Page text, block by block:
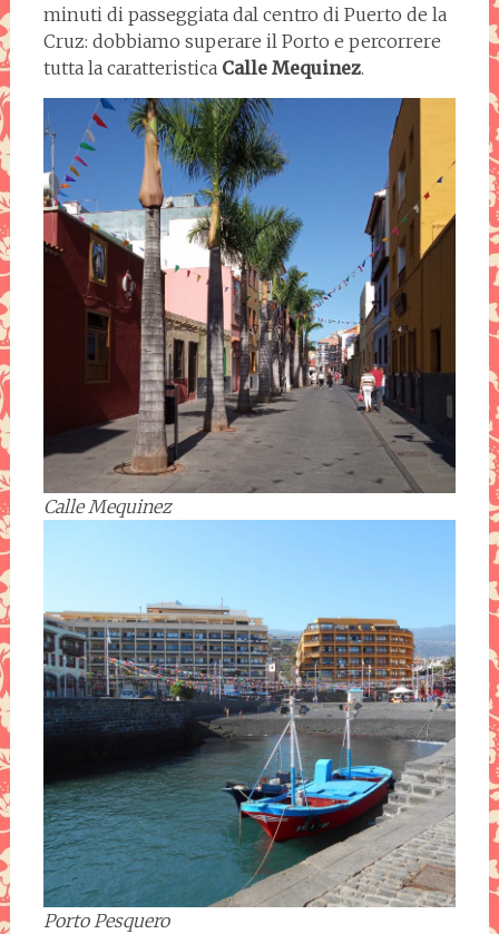
minuti di passeggiata dal centro di Puerto de la
Cruz: dobbiamo superare il Porto e percorrere
tutta la caratteristica Calle Mequinez.
Calle Mequinez
Porto Pesquero